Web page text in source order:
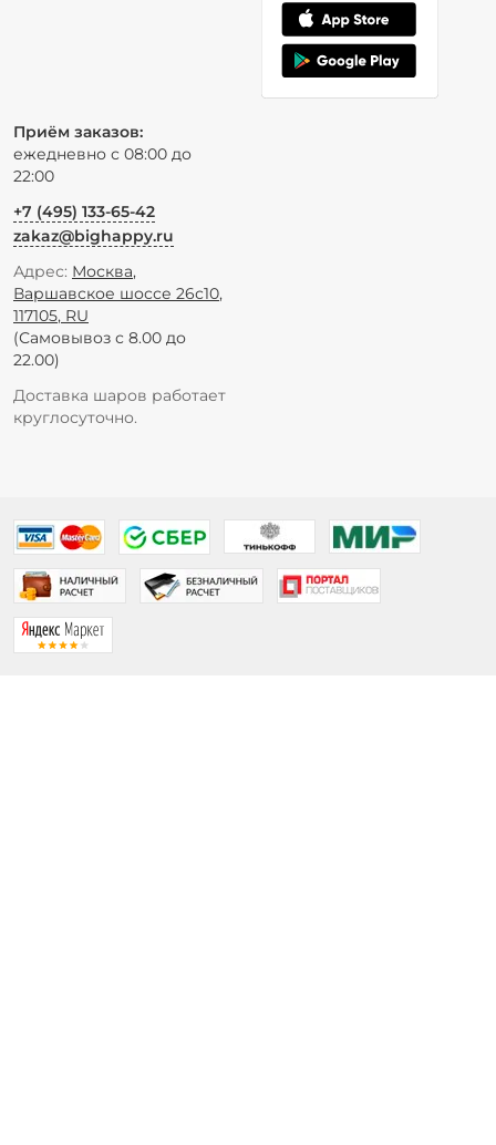
Приём заказов:
ежедневно с 08:00 до
22:00
+7 (495) 133-65-42
zakaz@bighappy.ru
Адрес: Москва,
Варшавское шоссе 26с10,
117105, RU
(Самовывоз с 8.00 до
22.00)
Доставка шаров работает
круглосуточно.